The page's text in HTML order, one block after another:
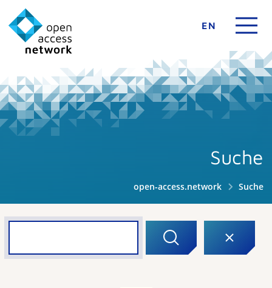
EN
Suche
open-access.network Suche